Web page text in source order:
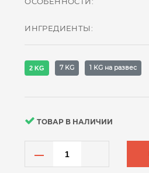
ИНГРЕДИЕНТЫ:
2 KG 7 KG 1 KG на развес
ТОВАР В НАЛИЧИИ